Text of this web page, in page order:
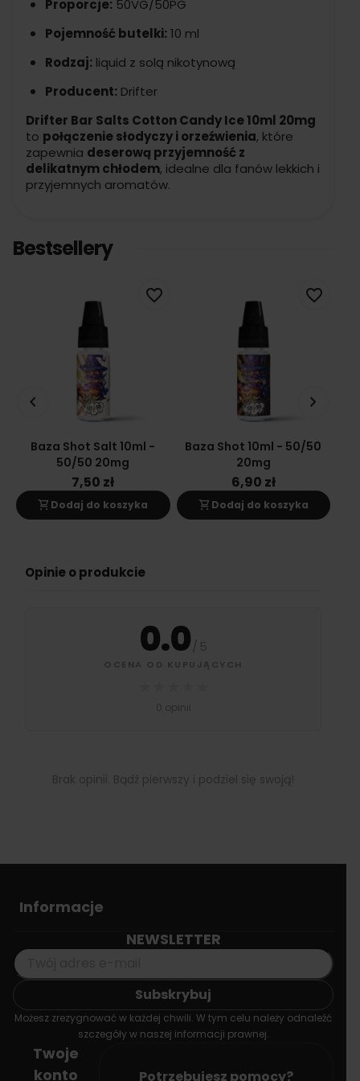
Proporcje: 50VG/50PG
Pojemność butelki:10 ml
Rodzaj: liquid z solą nikotynową
Producent: Drifter
Drifter Bar Salts Cotton Candy Ice 10ml 20mg
to połączenie słodyczy i orzeźwienia, które
zapewnia deserową przyjemność z
delikatnym chłodem, idealne dla fanów lekkich i
przyjemnych aromatów.
Bestsellery
Baza Shot Salt 10ml -
50/50 20mg
7,50 zł
shopping_cart Dodaj do koszyka
favorite_border
Baza Shot 10ml - 50/50
20mg
6,90 zł
shopping_cart Dodaj do koszyka
favorite_border
keyboard_arrow_left keyboard_arrow_right
Opinie o produkcie
0.0/ 5
OCENA OD KUPUJĄCYCH
0 opinii
Brak opinii. Bądź pierwszy i podziel się swoją!
Informacje
NEWSLETTER
Możesz zrezygnować w każdej chwili. W tym celu należy odnaleźć
szczegóły w naszej informacji prawnej.
Twoje
konto
Potrzebujesz pomocy?